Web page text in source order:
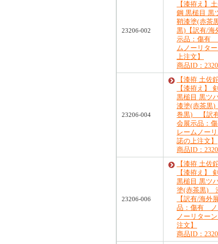
23206-002
【漆拵え】
鋼 黒槌目
鞘漆塗(赤茶
黒)【訳有/海
示品：傷有
ムノーリタ
上注文】
商品ID：
23206-004
【漆拵 土
【漆拵え】
黒槌目 黒ツ
漆塗(赤茶
巻黒) 【訳
会展示品：
レームノー
諾の上注文】
商品ID：
23206-006
【漆拵 土
【漆拵え】
黒槌目 黒ツ
塗(赤茶黒)
【訳有/海外
品：傷有 ノ
ノーリター
注文】
商品ID：